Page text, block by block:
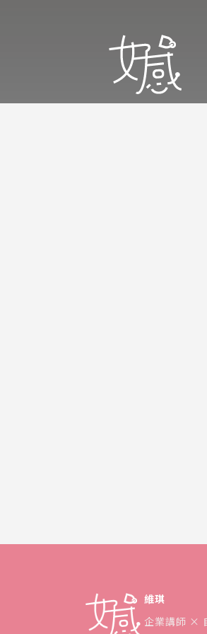
維琪
企業講師 ×